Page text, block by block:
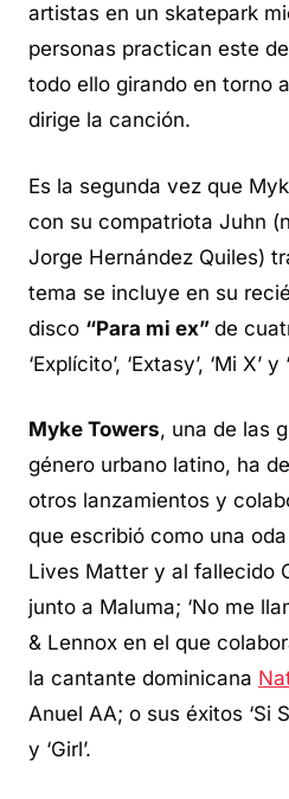
artistas en un skatepark
personas practican este
todo ello girando en torno
dirige la canción.
Es la segunda vez que
con su compatriota Juhn
Jorge Hernández Quiles)
tema se incluye en su
disco “Para mi ex” de
‘Explícito’, ‘Extasy’, ‘Mi X’ y
Myke Towers, una de las
género urbano latino, ha
otros lanzamientos y
que escribió como una
Lives Matter y al fallecido
junto a Maluma; ‘No me
& Lennox en el que
la cantante dominicana
Anuel AA; o sus éxitos ‘Si
y ‘Girl’.